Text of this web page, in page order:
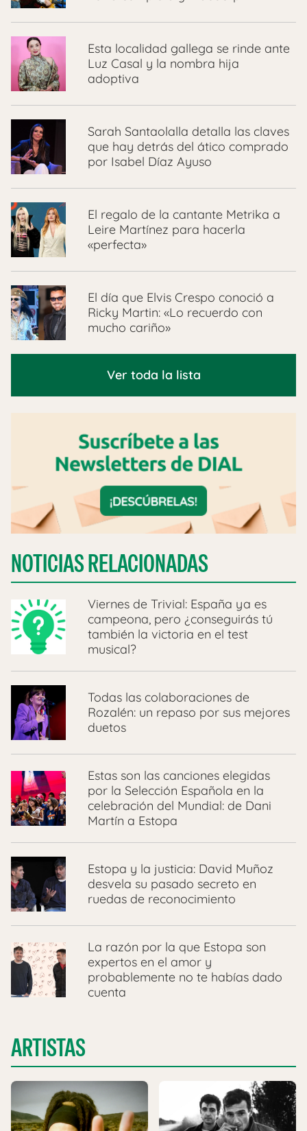
Esta localidad gallega se rinde ante
Luz Casal y la nombra hija
adoptiva
Sarah Santaolalla detalla las claves
que hay detrás del ático comprado
por Isabel Díaz Ayuso
El regalo de la cantante Metrika a
Leire Martínez para hacerla
«perfecta»
El día que Elvis Crespo conoció a
Ricky Martin: «Lo recuerdo con
mucho cariño»
Ver toda la lista
NOTICIAS RELACIONADAS
Viernes de Trivial: España ya es
campeona, pero ¿conseguirás tú
también la victoria en el test
musical?
Todas las colaboraciones de
Rozalén: un repaso por sus mejores
duetos
Estas son las canciones elegidas
por la Selección Española en la
celebración del Mundial: de Dani
Martín a Estopa
Estopa y la justicia: David Muñoz
desvela su pasado secreto en
ruedas de reconocimiento
La razón por la que Estopa son
expertos en el amor y
probablemente no te habías dado
cuenta
ARTISTAS